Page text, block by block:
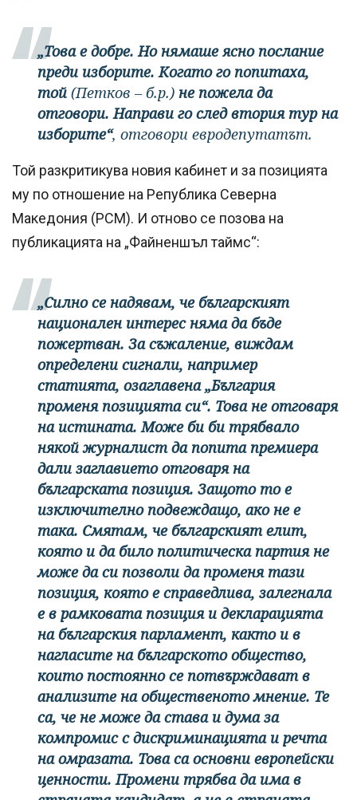
„Това е добре. Но нямаше ясно послание
преди изборите. Когато го попитаха,
той (Петков – б.р.) не пожела да
отговори. Направи го след втория тур на
изборите“, отговори евродепутатът.
Той разкритикува новия кабинет и за позицията
му по отношение на Република Северна
Македония (РСМ). И отново се позова на
публикацията на „Файненшъл таймс“:
„Силно се надявам, че българският
национален интерес няма да бъде
пожертван. За съжаление, виждам
определени сигнали, например
статията, озаглавена „България
променя позицията си“. Това не отговаря
на истината. Може би би трябвало
някой журналист да попита премиера
дали заглавието отговаря на
българската позиция. Защото то е
изключително подвеждащо, ако не е
така. Смятам, че българският елит,
която и да било политическа партия не
може да си позволи да променя тази
позиция, която е справедлива, залегнала
е в рамковата позиция и декларацията
на българския парламент, както и в
нагласите на българското общество,
които постоянно се потвърждават в
анализите на общественото мнение. Те
са, че не може да става и дума за
компромис с дискриминацията и речта
на омразата. Това са основни европейски
ценности. Промени трябва да има в